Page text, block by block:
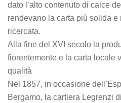
dato l’alto contenuto di calce
rendevano la carta più solida e
ricercata.
Alla fine del XVI secolo la
fiorentemente e la carta locale
qualità
Nel 1857, in occasione
Bergamo, la cartiera Legrenzi